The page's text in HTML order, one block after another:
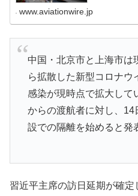
www.aviationwire.jp
中国・北京市と上海市は
ら拡散した新型コロナウ
感染が現時点で拡大して
からの渡航者に対し、
設での隔離を始めると発
習近平主席の訪日延期が確